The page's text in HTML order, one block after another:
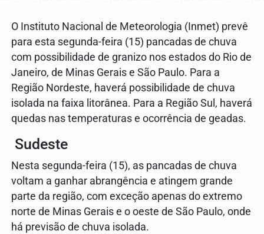
O Instituto Nacional de Meteorologia (Inmet) prevê
para esta segunda-feira (15) pancadas de chuva
com possibilidade de granizo nos estados do Rio de
Janeiro, de Minas Gerais e São Paulo. Para a
Região Nordeste, haverá possibilidade de chuva
isolada na faixa litorânea. Para a Região Sul, haverá
quedas nas temperaturas e ocorrência de geadas.
Sudeste
Nesta segunda-feira (15), as pancadas de chuva
voltam a ganhar abrangência e atingem grande
parte da região, com exceção apenas do extremo
norte de Minas Gerais e o oeste de São Paulo, onde
há previsão de chuva isolada.